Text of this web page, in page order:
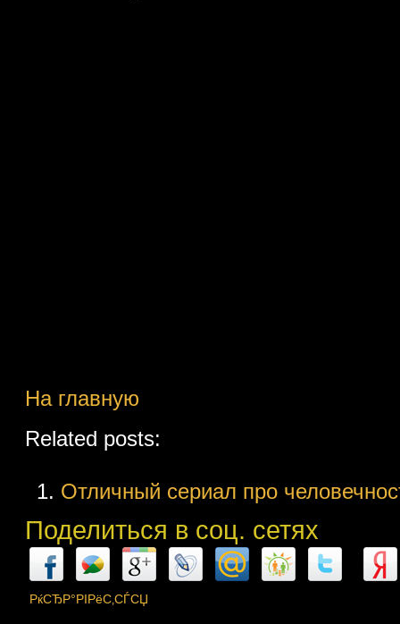
На главную
Related posts:
Отличный сериал про
Поделиться в соц. сетях
РќСЂР°РІРёС‚СЃСЏ